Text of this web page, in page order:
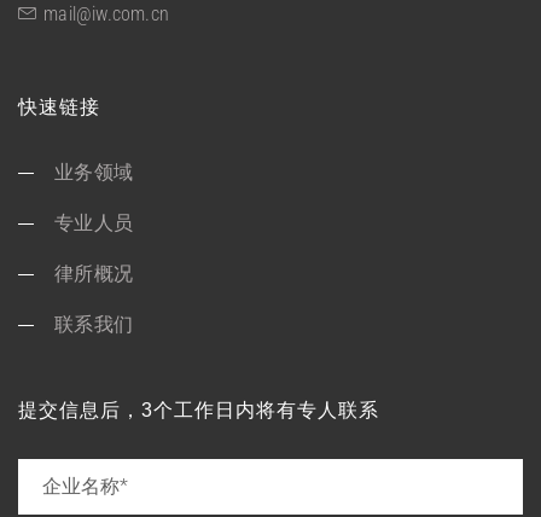
mail@iw.com.cn
快速链接
业务领域
专业人员
律所概况
联系我们
提交信息后，3个工作日内将有专人联系